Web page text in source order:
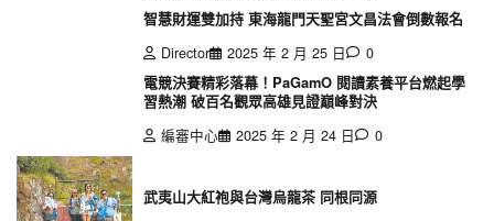
智慧財運雙加持 東海龍門天聖宮文昌法會倒數報名
Director
2025 年 2 月 25 日
0
電競決賽精彩落幕！PaGamO 閱讀素養平台燃起學
習熱潮 破百名觀眾高雄見證巔峰對決
編審中心
2025 年 2 月 24 日 0
武夷山大紅袍與台灣烏龍茶 同根同源